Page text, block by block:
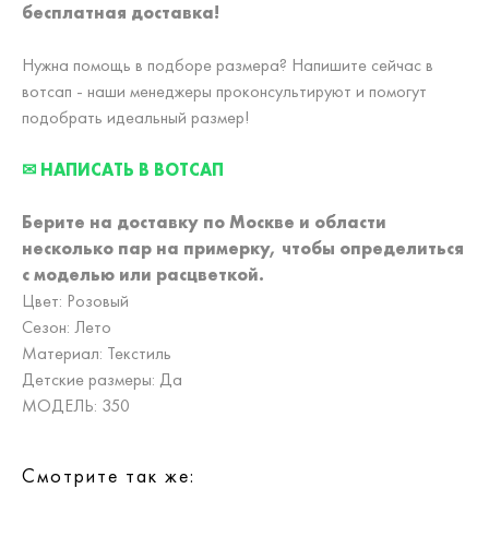
бесплатная доставка!
Нужна помощь в подборе размера? Напишите сейчас в
вотсап - наши менеджеры проконсультируют и помогут
подобрать идеальный размер!
✉ НАПИСАТЬ В ВОТСАП
Берите на доставку по Москве и области
несколько пар на примерку, чтобы определиться
с моделью или расцветкой.
Цвет: Розовый
Сезон: Лето
Материал: Текстиль
Детские размеры: Да
МОДЕЛЬ: 350
Смотрите так же: